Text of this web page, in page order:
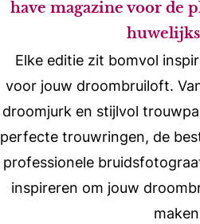
have magazine voor de
Elke editie zit bomvol
voor jouw droombruiloft.
droomjurk en stijlvol
perfecte trouwringen, de
professionele
inspireren om jouw